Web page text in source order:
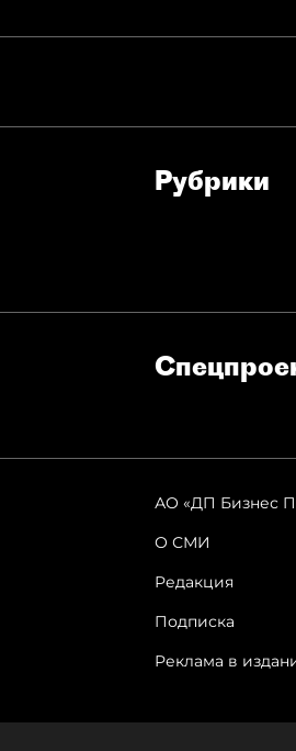
Рубрики
АО «ДП Бизнес
О СМИ
Редакция
Подписка
Реклама в